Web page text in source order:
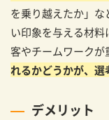
を乗り越えたか」
い印象を与える材
客やチームワークが
れるかどうかが、
デメリット